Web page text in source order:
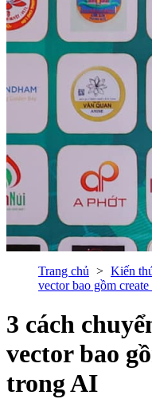
Trang chủ Kiến
vector bao gồm
3 cách
vector bao
trong AI